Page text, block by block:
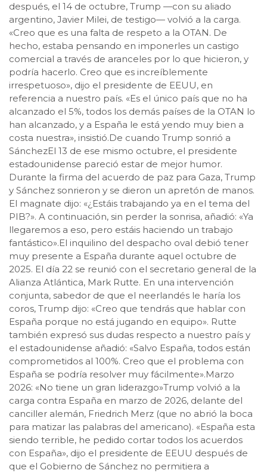
después, el 14 de octubre, Trump —con su aliado
argentino, Javier Milei, de testigo— volvió a la carga.
«Creo que es una falta de respeto a la OTAN. De
hecho, estaba pensando en imponerles un castigo
comercial a través de aranceles por lo que hicieron, y
podría hacerlo. Creo que es increíblemente
irrespetuoso», dijo el presidente de EEUU, en
referencia a nuestro país. «Es el único país que no ha
alcanzado el 5%, todos los demás países de la OTAN lo
han alcanzado, y a España le está yendo muy bien a
costa nuestra», insistió.De cuando Trump sonrió a
SánchezEl 13 de ese mismo octubre, el presidente
estadounidense pareció estar de mejor humor.
Durante la firma del acuerdo de paz para Gaza, Trump
y Sánchez sonrieron y se dieron un apretón de manos.
El magnate dijo: «¿Estáis trabajando ya en el tema del
PIB?». A continuación, sin perder la sonrisa, añadió: «Ya
llegaremos a eso, pero estáis haciendo un trabajo
fantástico».El inquilino del despacho oval debió tener
muy presente a España durante aquel octubre de
2025. El día 22 se reunió con el secretario general de la
Alianza Atlántica, Mark Rutte. En una intervención
conjunta, sabedor de que el neerlandés le haría los
coros, Trump dijo: «Creo que tendrás que hablar con
España porque no está jugando en equipo». Rutte
también expresó sus dudas respecto a nuestro país y
el estadounidense añadió: «Salvo España, todos están
comprometidos al 100%. Creo que el problema con
España se podría resolver muy fácilmente».Marzo
2026: «No tiene un gran liderazgo»Trump volvió a la
carga contra España en marzo de 2026, delante del
canciller alemán, Friedrich Merz (que no abrió la boca
para matizar las palabras del americano). «España esta
siendo terrible, he pedido cortar todos los acuerdos
con España», dijo el presidente de EEUU después de
que el Gobierno de Sánchez no permitiera a